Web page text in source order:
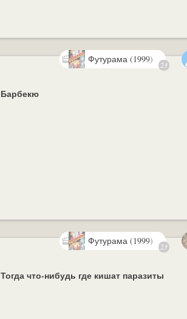
Барбекю
Футурама (1999) 23
Тогда что-нибудь где кишат паразиты
Футурама (1999) 23